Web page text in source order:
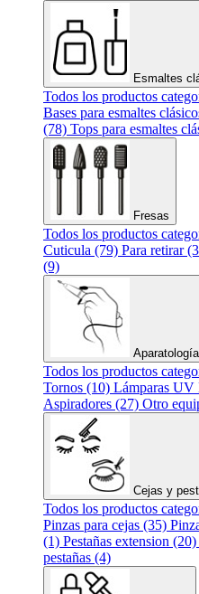
Esmaltes
Todos los productos
Bases para esmaltes
(78) Tops para esmaltes
Fresas
Todos los productos
Cuticula (79) Para retirar
(9)
Aparatología
Todos los productos
Tornos (10) Lámparas
Aspiradores (27) Otro
Cejas y
Todos los productos
Pinzas para cejas (35)
(1) Pestañas extension (20)
pestañas (4)